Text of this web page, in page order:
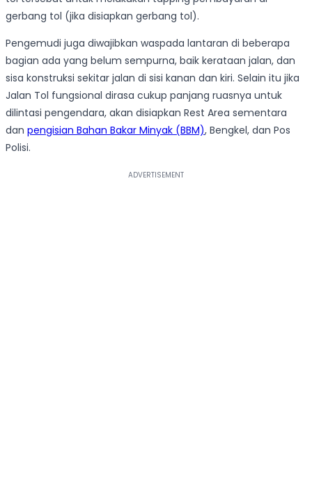
gerbang tol (jika disiapkan gerbang tol).
Pengemudi juga diwajibkan waspada lantaran di beberapa
bagian ada yang belum sempurna, baik kerataan jalan, dan
sisa konstruksi sekitar jalan di sisi kanan dan kiri. Selain itu jika
Jalan Tol fungsional dirasa cukup panjang ruasnya untuk
dilintasi pengendara, akan disiapkan Rest Area sementara
dan pengisian Bahan Bakar Minyak (BBM), Bengkel, dan Pos
Polisi.